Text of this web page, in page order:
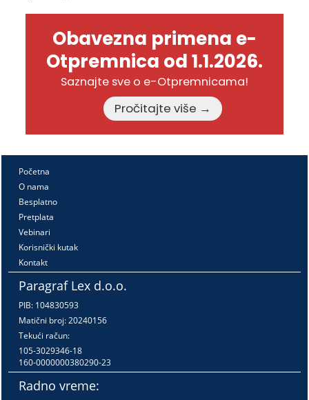
Obavezna primena e-
Otpremnica od 1.1.2026.
Saznajte sve o e-Otpremnicama!
Pročitajte više →
Početna
O nama
Besplatno
Pretplata
Vebinari
Korisnički kutak
Kontakt
Paragraf Lex d.o.o.
PIB: 104830593
Matični broj: 20240156
Tekući račun:
105-3029346-18
160-0000000380290-23
Radno vreme: